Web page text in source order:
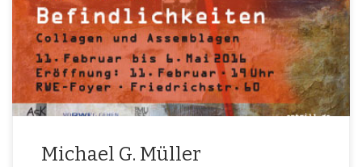
Zufälle und andere Befindlichkeiten
Michael G. Müller